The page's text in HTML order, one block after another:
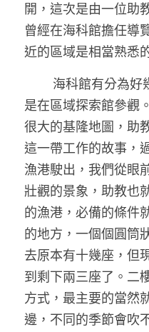
開，這次是由一位助
曾經在海科館擔任導
近的區域是相當熟悉
是在區域探索館參觀
很大的基隆地圖，助
這一帶工作的故事，
漁港駛出，我們從眼
壯觀的景象，助教也
的漁港，必備的條件
的地方，一個個圓筒
去原本有十幾座，但
到剩下兩三座了。二
方式，最主要的當然
邊，不同的季節會吹